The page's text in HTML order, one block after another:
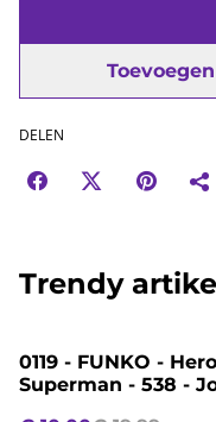
DELEN
Trendy
%
0119 - FUNKO -
Superman - 538 -